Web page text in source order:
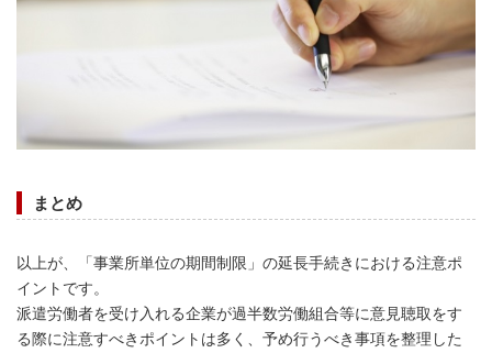
まとめ
以上が、「事業所単位の期間制限」の延長手続きにおける注意ポ
イントです。
派遣労働者を受け入れる企業が過半数労働組合等に意見聴取をす
る際に注意すべきポイントは多く、予め行うべき事項を整理した